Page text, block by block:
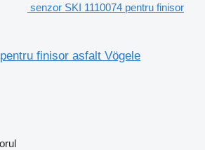
senzor SKI 1110074 pentru finisor
finisor asfalt Vögele